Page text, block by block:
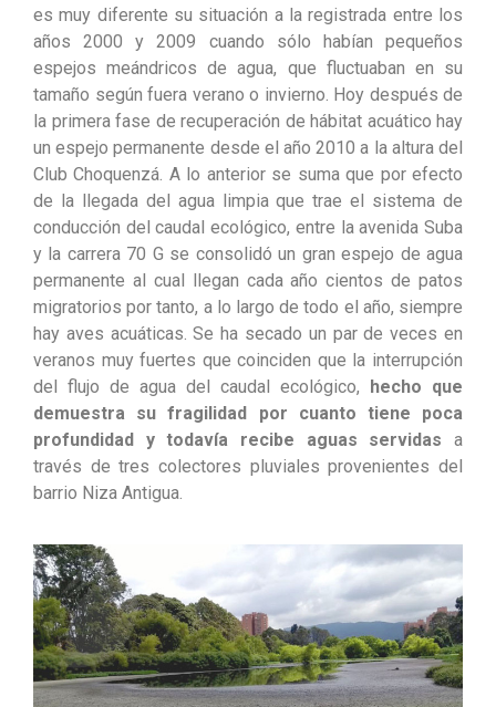
es muy diferente su situación a la registrada entre los
años 2000 y 2009 cuando sólo habían pequeños
espejos meándricos de agua, que fluctuaban en su
tamaño según fuera verano o invierno. Hoy después de
la primera fase de recuperación de hábitat acuático hay
un espejo permanente desde el año 2010 a la altura del
Club Choquenzá. A lo anterior se suma que por efecto
de la llegada del agua limpia que trae el sistema de
conducción del caudal ecológico, entre la avenida Suba
y la carrera 70 G se consolidó un gran espejo de agua
permanente al cual llegan cada año cientos de patos
migratorios por tanto, a lo largo de todo el año, siempre
hay aves acuáticas. Se ha secado un par de veces en
veranos muy fuertes que coinciden que la interrupción
del flujo de agua del caudal ecológico, hecho que
demuestra su fragilidad por cuanto tiene poca
profundidad y todavía recibe aguas servidas a
través de tres colectores pluviales provenientes del
barrio Niza Antigua.